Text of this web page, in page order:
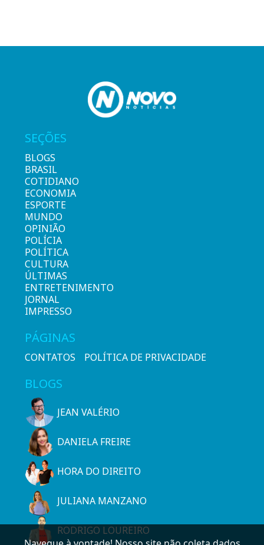
SEÇÕES
BLOGS
BRASIL
COTIDIANO
ECONOMIA
ESPORTE
MUNDO
OPINIÃO
POLÍCIA
POLÍTICA
CULTURA
ÚLTIMAS
ENTRETENIMENTO
JORNAL
IMPRESSO
PÁGINAS
CONTATOS POLÍTICA DE PRIVACIDADE
BLOGS
JEAN VALÉRIO
DANIELA FREIRE
HORA DO DIREITO
JULIANA MANZANO
RODRIGO LOUREIRO